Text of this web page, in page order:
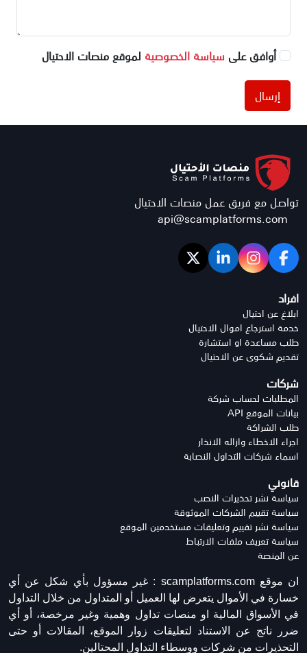
أوافق على سياسة الخصوصية لموقع منصات الاحتيال
إرسال
تواصل مع فريق عمل منصات الاحتيال
api@scamplatforms.com
افراد
ابلاغ عن احتيال
خدمة استرجاع اموال الاحتيال
طلب مساعدة او استشارة
تقديم شكوى عن الاحتيال
شركات
المطلبات لحساب شركة
بيانات الموقع API
طلب الشراكة
اجراء الاخطاء وازاله الانذار
اسماء شركات التداول النصابة
قانوني
سياسة نشر تحذيرات النصب
سياسة تقييم الشركات الموثوقة
سياسة نشر تقييم وتعليقات مستخدمين الموقع
سياسة تعريف ملفات الارتباط
عن المنصة
ان موقع scamplatforms.com :
غير مسؤول بأي شكل عن أي
خسارة في الأموال يتعرض لها العميل أو المتداول من خلال التداول
في الأسواق المالية او منصات تداول وهمية وغير مرخصة، أو أي
ضرر ناتج عن الاستناد لتعليقات زوار الموقع، المقالات أو حتى
التحذيرات من شركات ووسطاء التداول المحتالين.